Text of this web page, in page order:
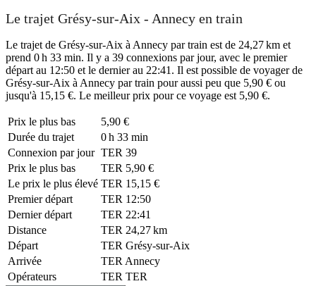
Le trajet Grésy-sur-Aix - Annecy en train
Le trajet de Grésy-sur-Aix à Annecy par train est de 24,27 km et
prend 0 h 33 min. Il y a 39 connexions par jour, avec le premier
départ au 12:50 et le dernier au 22:41. Il est possible de voyager de
Grésy-sur-Aix à Annecy par train pour aussi peu que 5,90 € ou
jusqu'à 15,15 €. Le meilleur prix pour ce voyage est 5,90 €.
Prix ​​le plus bas
5,90 €
Durée du trajet
0 h 33 min
Connexion par jour TER 39
Prix ​​le plus bas
TER 5,90 €
Le prix le plus élevé TER 15,15 €
Premier départ
TER 12:50
Dernier départ
TER 22:41
Distance
TER 24,27 km
Départ
TER Grésy-sur-Aix
Arrivée
TER Annecy
Opérateurs
TER TER